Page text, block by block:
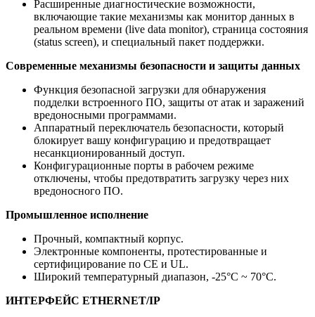
Расширенные диагностические возможности,
включающие такие механизмы как монитор данных в
реальном времени (live data monitor), страница состояния
(status screen), и специальный пакет поддержки.
Современные механизмы безопасности и защиты данных
Функция безопасной загрузки для обнаружения
подделки встроенного ПО, защиты от атак и заражений
вредоносными программами.
Аппаратный переключатель безопасности, который
блокирует вашу конфигурацию и предотвращает
несанкционированный доступ.
Конфигурационные порты в рабочем режиме
отключены, чтобы предотвратить загрузку через них
вредоносного ПО.
Промышленное исполнение
Прочный, компактный корпус.
Электронные компоненты, протестированные и
сертифицирование по CE и UL.
Широкий температурный диапазон, -25°C ~ 70°C.
ИНТЕРФЕЙС ETHERNET/IP